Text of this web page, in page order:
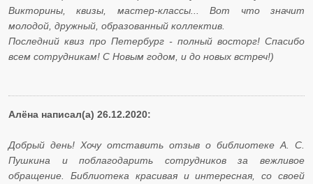
Викторины, квизы, мастер-классы... Вот что значит
молодой, дружный, образованный коллектив.
Последний квиз про Петербург - полный восторг! Спасибо
всем сотрудникам! С Новым годом, и до новых встреч!)
Алёна написал(а) 26.12.2020:
Добрый день! Хочу отставить отзыв о библиотеке А. С.
Пушкина и поблагодарить сотрудников за вежливое
обращение. Библиотека красивая и интересная, со своей